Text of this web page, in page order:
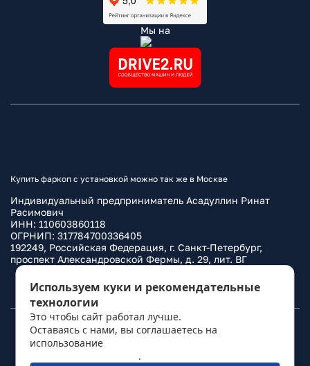
Мы на
Купить фаркоп с установкой можно так же в Москве
Индивидуальный предприниматель Асадуллин Ринат
Расимович
ИНН: 110603860118
ОГРНИП: 317784700336405
192249, Российская Федерация, г. Санкт-Петербург,
проспект Александровской Фермы, д. 29, лит. ВГ
Политика конфиденциальности
© 2010– 2026Фаркоп.ру
Используем куки и рекомендательные
технологии
Это чтобы сайт работал лучше.
Оставаясь с нами, вы соглашаетесь на
использование
.